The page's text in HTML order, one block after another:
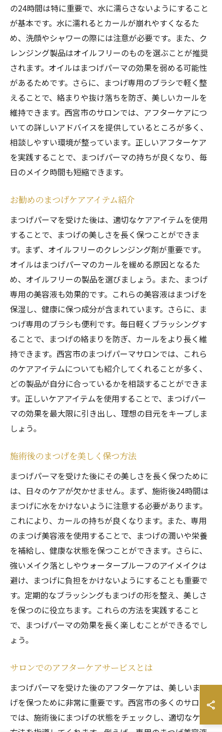
の24時間は特に重要で、水に濡らさないようにすること
が基本です。水に濡れるとカールが崩れやすくなるた
め、洗顔やシャワーの際には注意が必要です。また、ク
レンジング製品はオイルフリーのものを選ぶことが推奨
されます。オイルはまつげパーマの効果を弱める可能性
があるためです。さらに、まつげ専用のブラシで軽く整
えることで、絡まりや抜け落ちを防ぎ、美しいカールを
維持できます。西宮市のサロンでは、アフターケアにつ
いての詳しいアドバイスを提供しているところが多く、
相談しやすい環境が整っています。正しいアフターケア
を実践することで、まつげパーマの持ちが良くなり、毎
日のメイク時間も短縮できます。
お勧めのまつげケアアイテム紹介
まつげパーマを受けた後は、適切なケアアイテムを使用
することで、まつげの美しさを長く保つことができま
す。まず、オイルフリーのクレンジング剤が重要です。
オイルはまつげパーマのカールを緩める原因となるた
め、オイルフリーの製品を選びましょう。また、まつげ
専用の美容液も効果的です。これらの美容液はまつげを
保湿し、健康に保つ成分が含まれています。さらに、ま
つげ専用のブラシも便利です。毎日軽くブラッシングす
ることで、まつげの絡まりを防ぎ、カールをより長く維
持できます。西宮市のまつげパーマサロンでは、これら
のケアアイテムについても紹介してくれることが多く、
どの製品が自分に合っているかを相談することができま
す。正しいケアアイテムを使用することで、まつげパー
マの効果を最大限に引き出し、理想の目元をキープしま
しょう。
施術後のまつげを美しく保つ方法
まつげパーマを受けた後にその美しさを長く保つために
は、日々のケアが欠かせません。まず、施術後24時間は
まつげに水をかけないように注意する必要があります。
これにより、カールの持ちが良くなります。また、専用
のまつげ美容液を使用することで、まつげの潤いや栄養
を補給し、健康な状態を保つことができます。さらに、
強いメイク落としやウォータープルーフのアイメイクは
避け、まつげに負担をかけないようにすることも重要で
す。定期的なブラッシングもまつげの形を整え、美しさ
を保つのに役立ちます。これらの方法を実践すること
で、まつげパーマの効果を長く楽しむことができるでし
ょう。
サロンでのアフターケアサービスとは
まつげパーマを受けた後のアフターケアは、美しいまつ
げを保つために非常に重要です。西宮市の多くのサロン
では、施術後にまつげの状態をチェックし、適切なケア